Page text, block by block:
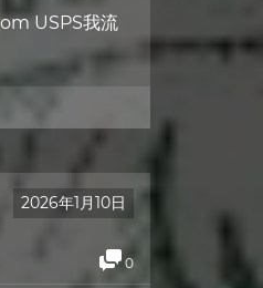
USPS我流
2026年1月10日
0